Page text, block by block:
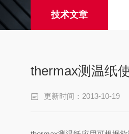
技术文章
thermax测温纸
更新时间：2013-10-19